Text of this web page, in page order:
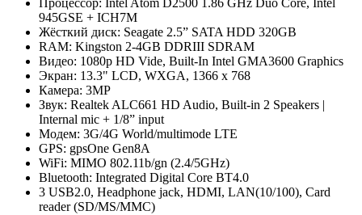
Процессор: Intel Atom D2500 1.86 GHz Duo Core, Intel
945GSE + ICH7M
Жёсткий диск: Seagate 2.5” SATA HDD 320GB
RAM: Kingston 2-4GB DDRIII SDRAM
Видео: 1080p HD Vide, Built-In Intel GMA3600 Graphics
Экран: 13.3" LCD, WXGA, 1366 x 768
Камера: 3MP
Звук: Realtek ALC661 HD Audio, Built-in 2 Speakers |
Internal mic + 1/8” input
Модем: 3G/4G World/multimode LTE
GPS: gpsOne Gen8A
WiFi: MIMO 802.11b/gn (2.4/5GHz)
Bluetooth: Integrated Digital Core BT4.0
3 USB2.0, Headphone jack, HDMI, LAN(10/100), Card
reader (SD/MS/MMC)